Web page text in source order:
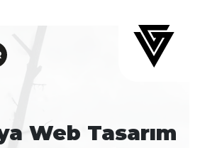
Web Tasarım